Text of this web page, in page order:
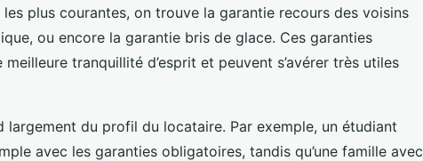
plus courantes, on trouve la garantie recours des voisins
ou encore la garantie bris de glace. Ces garanties
tranquillité d’esprit et peuvent s’avérer très utiles
largement du profil du locataire. Par exemple, un étudiant
avec les garanties obligatoires, tandis qu’une famille avec